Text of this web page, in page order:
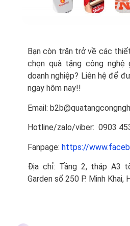
Bạn còn trăn trở về các
chọn quà tặng công
doanh nghiệp? Liên hệ để
ngay hôm nay!!
Email:
Hotline/zalo/viber: 0903
Fanpage: https://
Địa chỉ: Tầng 2, tháp A3
Garden số 250 P. Minh Khai,